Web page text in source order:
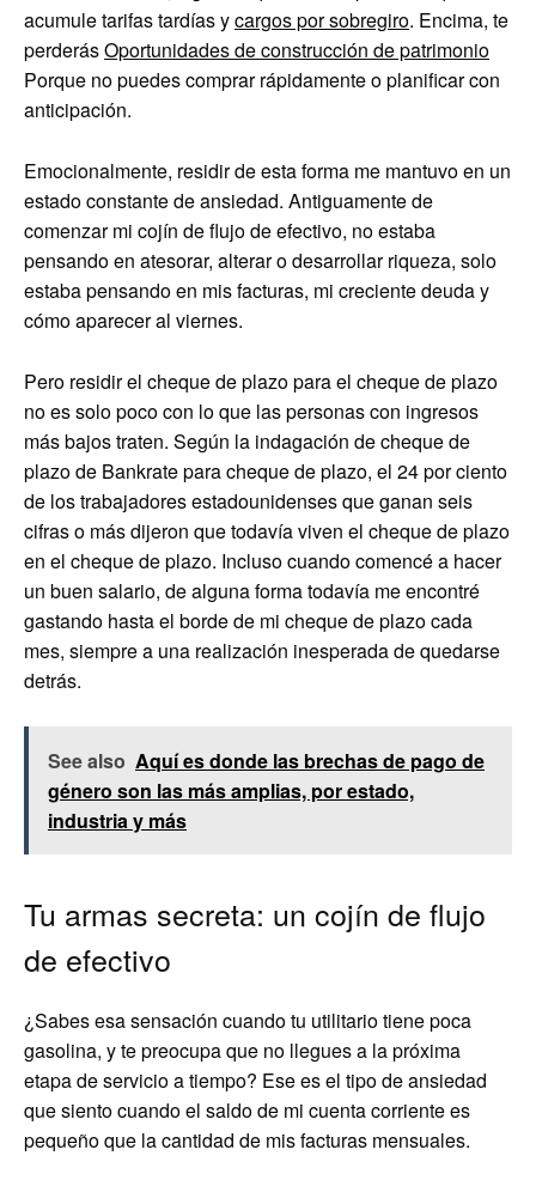
acumule tarifas tardías ycargos por sobregiro. Encima, te
perderásOportunidades de construcción de patrimonio
Porque no puedes comprar rápidamente o planificar con
anticipación.
Emocionalmente, residir de esta forma me mantuvo en un
estado constante de ansiedad. Antiguamente de
comenzar mi cojín de flujo de efectivo, no estaba
pensando en atesorar, alterar o desarrollar riqueza, solo
estaba pensando en mis facturas, mi creciente deuda y
cómo aparecer al viernes.
Pero residir el cheque de plazo para el cheque de plazo
no es solo poco con lo que las personas con ingresos
más bajos traten. Según la indagación de cheque de
plazo de Bankrate para cheque de plazo, el 24 por ciento
de los trabajadores estadounidenses que ganan seis
cifras o más dijeron que todavía viven el cheque de plazo
en el cheque de plazo. Incluso cuando comencé a hacer
un buen salario, de alguna forma todavía me encontré
gastando hasta el borde de mi cheque de plazo cada
mes, siempre a una realización inesperada de quedarse
detrás.
See also Aquí es donde las brechas de pago de
género son las más amplias, por estado,
industria y más
Tu armas secreta: un cojín de flujo
de efectivo
¿Sabes esa sensación cuando tu utilitario tiene poca
gasolina, y te preocupa que no llegues a la próxima
etapa de servicio a tiempo? Ese es el tipo de ansiedad
que siento cuando el saldo de mi cuenta corriente es
pequeño que la cantidad de mis facturas mensuales.